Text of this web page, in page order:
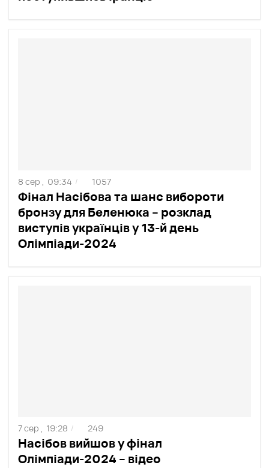
Фінал Насібова та шанс вибороти
бронзу для Беленюка – розклад
виступів українців у 13-й день
Олімпіади-2024
8 сер , 09:34 / 1057
Насібов вийшов у фінал
Олімпіади-2024 – відео
7 сер , 19:28 / 249